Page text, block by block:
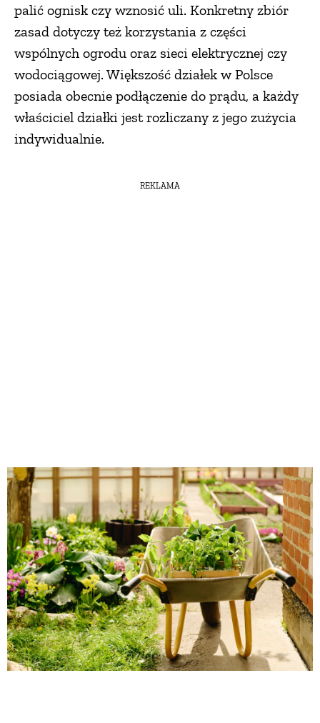
palić ognisk czy wznosić uli. Konkretny zbiór
zasad dotyczy też korzystania z części
wspólnych ogrodu oraz sieci elektrycznej czy
wodociągowej. Większość działek w Polsce
posiada obecnie podłączenie do prądu, a każdy
właściciel działki jest rozliczany z jego zużycia
indywidualnie.
REKLAMA